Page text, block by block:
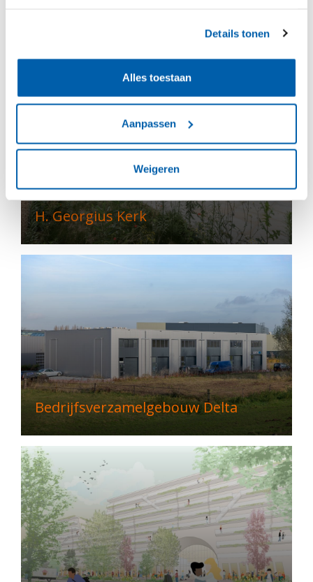
Details tonen
Alles toestaan
Aanpassen
Weigeren
H. Georgius Kerk
Bedrijfsverzamelgebouw Delta